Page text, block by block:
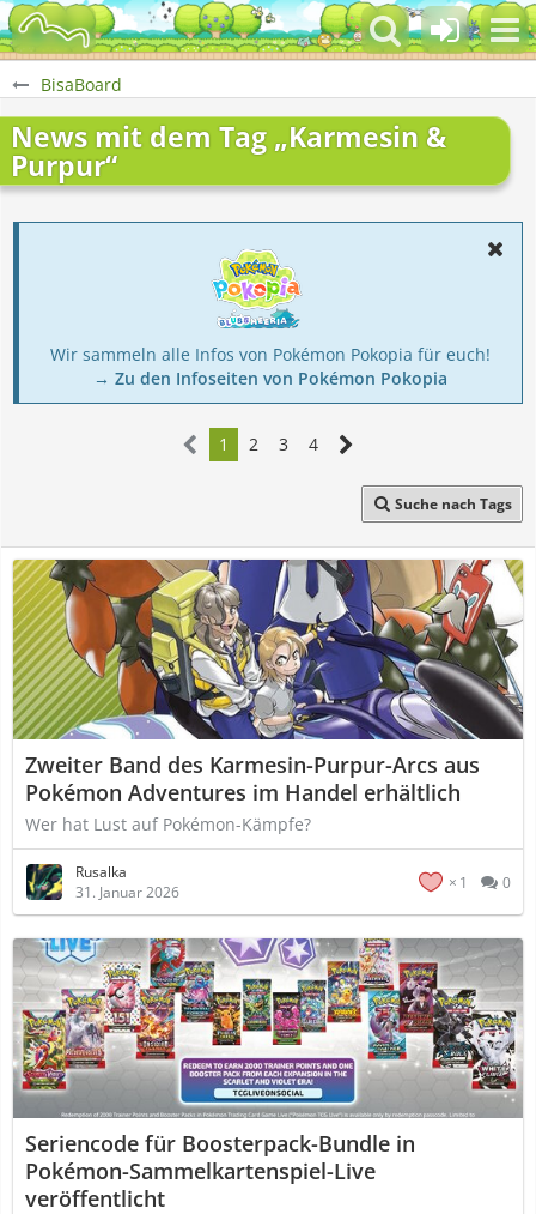
BisaBoard
News mit dem Tag „Karmesin &
Purpur“
Wir sammeln alle Infos von Pokémon Pokopia für euch!
→ Zu den Infoseiten von Pokémon Pokopia
1 2 3 4
Suche nach Tags
Zweiter Band des Karmesin-Purpur-Arcs aus
Pokémon Adventures im Handel erhältlich
Wer hat Lust auf Pokémon-Kämpfe?
Rusalka
31. Januar 2026
1 0
Seriencode für Boosterpack-Bundle in
Pokémon-Sammelkartenspiel-Live
veröffentlicht